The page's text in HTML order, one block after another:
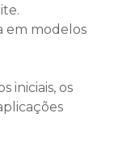
em modelos
iniciais, os